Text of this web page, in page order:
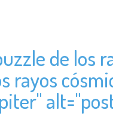
de los
rayos
alt="